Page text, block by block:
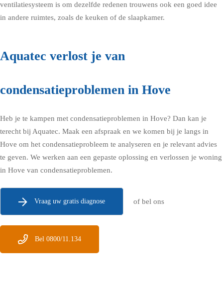
ventilatiesysteem is om dezelfde redenen trouwens ook een goed idee
in andere ruimtes, zoals de keuken of de slaapkamer.
Aquatec verlost je van
condensatieproblemen in Hove
Heb je te kampen met condensatieproblemen in Hove? Dan kan je
terecht bij Aquatec. Maak een afspraak en we komen bij je langs in
Hove om het condensatieprobleem te analyseren en je relevant advies
te geven. We werken aan een gepaste oplossing en verlossen je woning
in Hove van condensatieproblemen.
Vraag uw gratis diagnose of bel ons
Bel 0800/11.134